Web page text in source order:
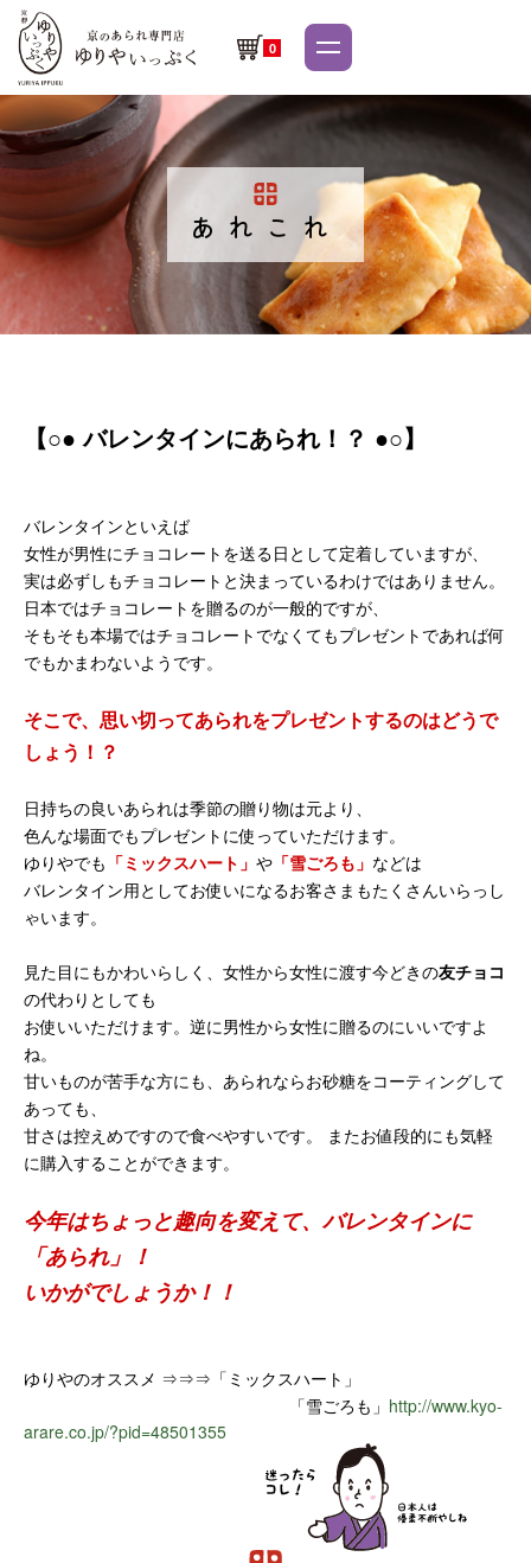
0
あれこれ
【○● バレンタインにあられ！？ ●○】
バレンタインといえば
女性が男性にチョコレートを送る日として定着していますが、
実は必ずしもチョコレートと決まっているわけではありません。
日本ではチョコレートを贈るのが一般的ですが、
そもそも本場ではチョコレートでなくてもプレゼントであれば何
でもかまわないようです。
そこで、思い切ってあられをプレゼントするのはどうで
しょう！？
日持ちの良いあられは季節の贈り物は元より、
色んな場面でもプレゼントに使っていただけます。
ゆりやでも 「ミックスハート」 や 「雪ごろも」 などは
バレンタイン用としてお使いになるお客さまもたくさんいらっし
ゃいます。
見た目にもかわいらしく、女性から女性に渡す今どきの友チョコ
の代わりとしても
お使いいただけます。逆に男性から女性に贈るのにいいですよ
ね。
甘いものが苦手な方にも、あられならお砂糖をコーティングして
あっても、
甘さは控えめですので食べやすいです。 またお値段的にも気軽
に購入することができます。
今年はちょっと趣向を変えて、バレンタインに
「あられ」！
いかがでしょうか！！
ゆりやのオススメ ⇒⇒⇒「ミックスハート」
「雪ごろも」 http://www.kyo-
arare.co.jp/?pid=48501355